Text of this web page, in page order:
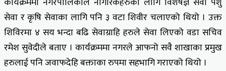
सेवा र कृषि सेवाका लागि पनि ३ वटा शिवीर चलाएको थियो । उक्त
शिविरमा ४ सय भन्दा बढि सेवाग्राहि हरुले सेवा लिएको वडा सचिव
रमेश सुवेदीले बताए । कार्यक्रममा नगरले आफनो सवै शाखाका प्रमुख
हरुलाई पनि जवाफदेहि बक्ताका रुपमा सहभागि गराएको थियो ।